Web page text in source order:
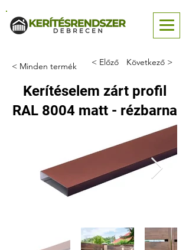
< Minden termék < Előző Következő >
Kerítéselem zárt profil
RAL 8004 matt - rézbarna